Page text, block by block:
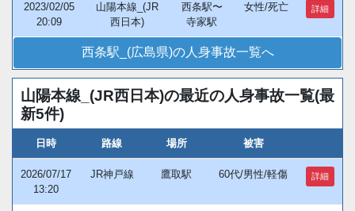
2023/02/05
20:09
山陽本線_(JR
西日本)
西条駅〜
寺家駅
女性/死亡 詳細
西条駅_(広島県)の人身事故一覧へ
山陽本線_(JR西日本)の最近の人身事故一覧(最
新5件)
日時 路線 場所 被害
2026/07/17
13:20
JR神戸線 鷹取駅 60代/男性/軽傷 詳細